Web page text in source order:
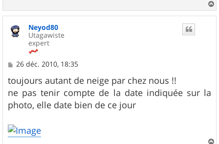
a
Neyod80
Utagawiste
expert
M
s
s
a
g
e
26 déc. 2010, 18:35
toujours autant de neige par chez nous !!
ne pas tenir compte de la date indiquée sur la
photo, elle date bien de ce jour